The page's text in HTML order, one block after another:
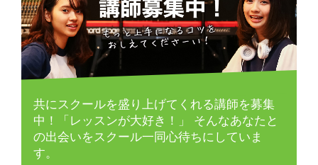
共にスクールを盛り上げてくれる講師を募集
中！「レッスンが大好き！」 そんなあなたと
の出会いをスクール一同心待ちにしていま
す。